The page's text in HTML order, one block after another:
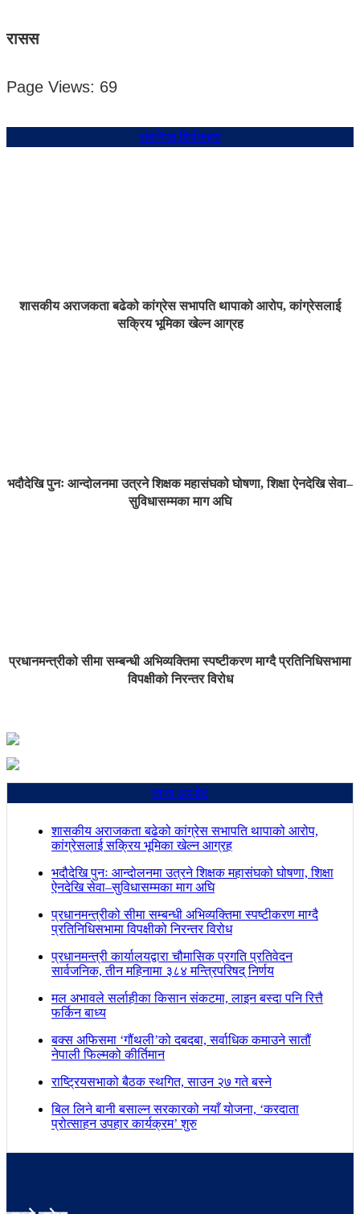
रासस
Page Views: 69
संबन्धित शिर्षकहरु
शासकीय अराजकता बढेको कांग्रेस सभापति थापाको आरोप, कांग्रेसलाई
सक्रिय भूमिका खेल्न आग्रह
भदौदेखि पुनः आन्दोलनमा उत्रने शिक्षक महासंघको घोषणा, शिक्षा ऐनदेखि सेवा–
सुविधासम्मका माग अघि
प्रधानमन्त्रीको सीमा सम्बन्धी अभिव्यक्तिमा स्पष्टीकरण माग्दै प्रतिनिधिसभामा
विपक्षीको निरन्तर विरोध
ताजा अपडेट
शासकीय अराजकता बढेको कांग्रेस सभापति थापाको आरोप,
कांग्रेसलाई सक्रिय भूमिका खेल्न आग्रह
भदौदेखि पुनः आन्दोलनमा उत्रने शिक्षक महासंघको घोषणा, शिक्षा
ऐनदेखि सेवा–सुविधासम्मका माग अघि
प्रधानमन्त्रीको सीमा सम्बन्धी अभिव्यक्तिमा स्पष्टीकरण माग्दै
प्रतिनिधिसभामा विपक्षीको निरन्तर विरोध
प्रधानमन्त्री कार्यालयद्वारा चौमासिक प्रगति प्रतिवेदन
सार्वजनिक, तीन महिनामा ३८४ मन्त्रिपरिषद् निर्णय
मल अभावले सर्लाहीका किसान संकटमा, लाइन बस्दा पनि रित्तै
फर्किन बाध्य
बक्स अफिसमा ‘गौंथली’को दबदबा, सर्वाधिक कमाउने सातौं
नेपाली फिल्मको कीर्तिमान
राष्ट्रियसभाको बैठक स्थगित, साउन २७ गते बस्ने
बिल लिने बानी बसाल्न सरकारको नयाँ योजना, ‘करदाता
प्रोत्साहन उपहार कार्यक्रम’ शुरु